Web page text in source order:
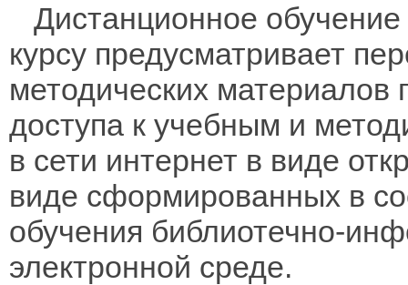
Дистанционное
курсу предусматривает
методических материалов
доступа к учебным и
в сети интернет в виде
виде сформированных в
обучения библиотечно-
электронной среде.